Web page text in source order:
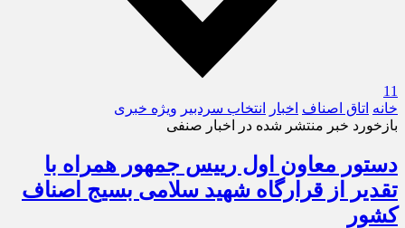
11
خانه اتاق اصناف اخبار انتخاب سردبیر ویژه خبری
بازخورد خبر منتشر شده در اخبار صنفی
دستور معاون اول رییس جمهور همراه با
تقدیر از قرارگاه شهید سلامی بسیج اصناف
کشور